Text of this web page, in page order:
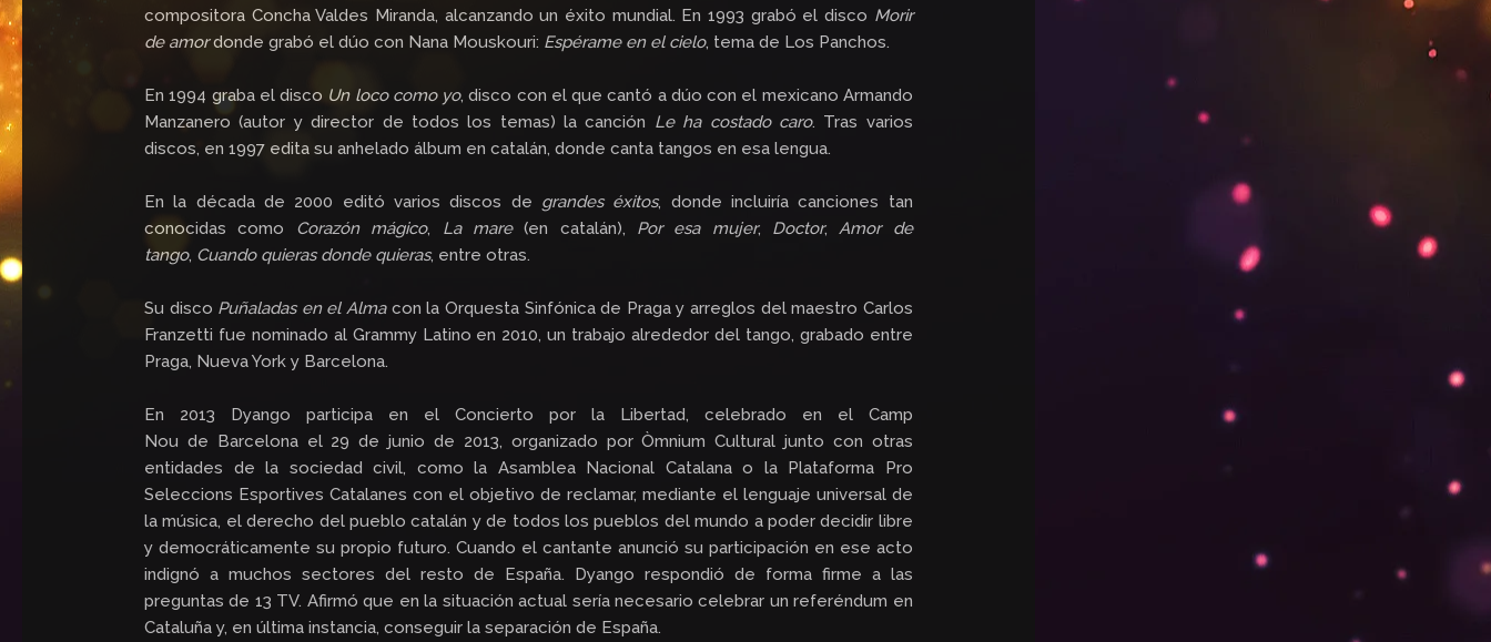
compositora Concha Valdes Miranda, alcanzando un éxito mundial. En 1993 grabó el disco Morir
de amordonde grabó el dúo con Nana Mouskouri: Espérame en el cielo, tema de Los Panchos.
En 1994 graba el disco Un loco como yo, disco con el que cantó a dúo con el mexicano Armando
Manzanero (autor y director de todos los temas) la canción Le ha costado caro. Tras varios
discos, en 1997 edita su anhelado álbum en catalán, donde canta tangos en esa lengua.
En la década de 2000 editó varios discos de grandes éxitos, donde incluiría canciones tan
conocidas como Corazón mágico, La mare(en catalán), Por esa mujer, Doctor,Amor de
tango, Cuando quieras donde quieras, entre otras.
Su disco Puñaladas en el Almacon la Orquesta Sinfónica de Praga y arreglos del maestro Carlos
Franzetti fue nominado al Grammy Latino en 2010, un trabajo alrededor del tango, grabado entre
Praga, Nueva York y Barcelona.
En 2013 Dyango participa en el Concierto por la Libertad, celebrado en el Camp
Nou de Barcelona el 29 de junio de 2013, organizado por Òmnium Cultural junto con otras
entidades de la sociedad civil, como la Asamblea Nacional Catalana o la Plataforma Pro
Seleccions Esportives Catalanes con el objetivo de reclamar, mediante el lenguaje universal de
la música, el derecho del pueblo catalán y de todos los pueblos del mundo a poder decidir libre
y democráticamente su propio futuro. Cuando el cantante anunció su participación en ese acto
indignó a muchos sectores del resto de España. Dyango respondió de forma firme a las
preguntas de 13 TV. Afirmó que en la situación actual sería necesario celebrar un referéndum en
Cataluña y, en última instancia, conseguir la separación de España.